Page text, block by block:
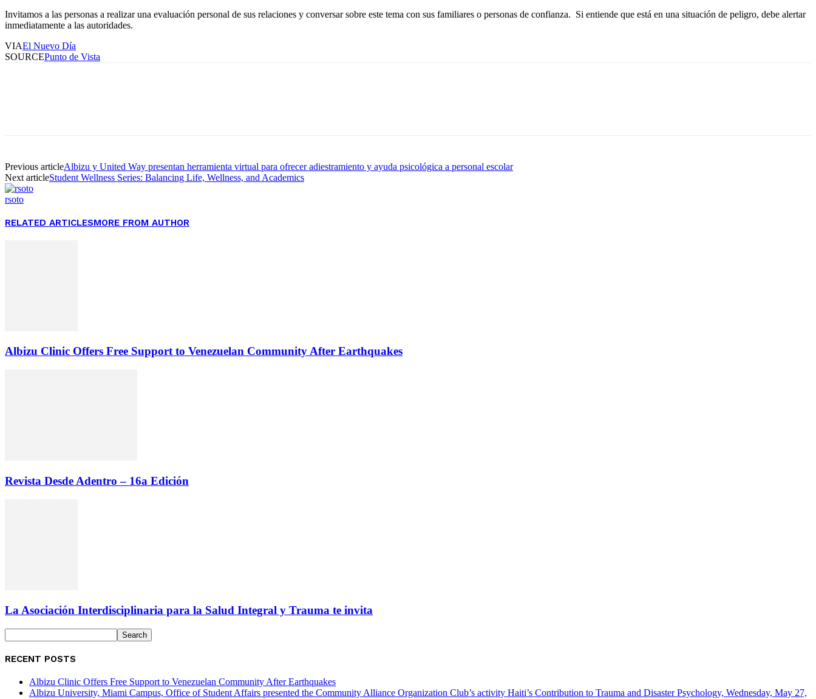
Invitamos a las personas a realizar una evaluación personal de sus relaciones y conversar sobre este tema con sus familiares o personas de confianza. Si entiende que está en una situación de peligro, debe alertar
inmediatamente a las autoridades.
VIAEl Nuevo Día
SOURCEPunto de Vista
Previous articleAlbizu y United Way presentan herramienta virtual para ofrecer adiestramiento y ayuda psicológica a personal escolar
Next articleStudent Wellness Series: Balancing Life, Wellness, and Academics
rsoto
RELATED ARTICLESMORE FROM AUTHOR
Albizu Clinic Offers Free Support to Venezuelan Community After Earthquakes
Revista Desde Adentro – 16a Edición
La Asociación Interdisciplinaria para la Salud Integral y Trauma te invita
RECENT POSTS
Albizu Clinic Offers Free Support to Venezuelan Community After Earthquakes
Albizu University, Miami Campus, Office of Student Affairs presented the Community Alliance Organization Club’s activity Haiti’s Contribution to Trauma and Disaster Psychology, Wednesday, May 27,